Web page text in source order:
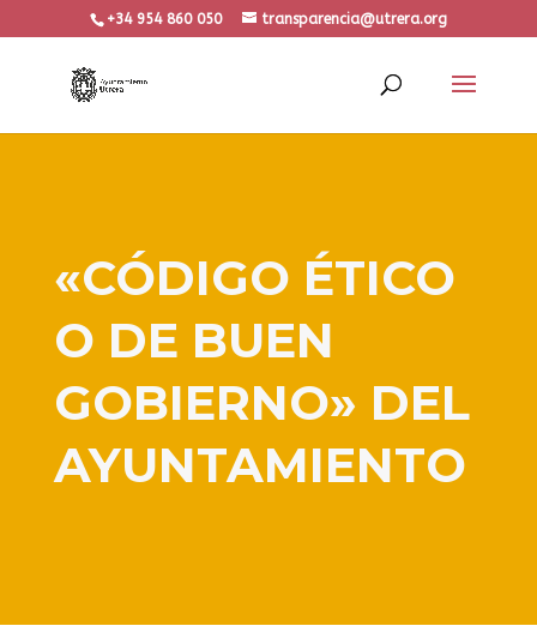
+34 954 860 050 transparencia@utrera.org
«CÓDIGO ÉTICO
O DE BUEN
GOBIERNO» DEL
AYUNTAMIENTO